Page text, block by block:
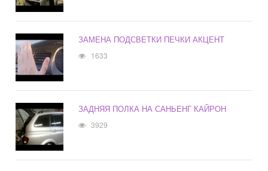
ЗАМЕНА ПОДСВЕТКИ ПЕЧКИ АКЦЕНТ
1633
ЗАДНЯЯ ПОЛКА НА САНЬЕНГ КАЙРОН
3929